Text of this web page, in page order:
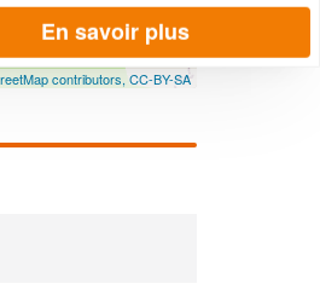
contributors, CC-BY-SA
En savoir plus